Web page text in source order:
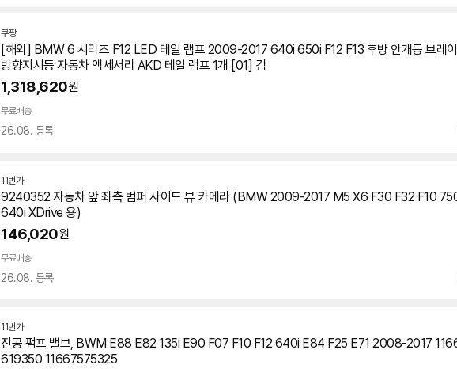
쿠팡
[해외] BMW 6 시리즈 F12 LED 테일 램프 2009-2017 640i 650i F12 F13 후방 안개등 브레
방향지시등 자동차 액세서리 AKD 테일 램프 1개 [01] 검
1,318,620원
무료배송
26.08. 등록
11번가
9240352 자동차 앞 좌측 범퍼 사이드 뷰 카메라 (BMW 2009-2017 M5 X6 F30 F32 F10
640i XDrive 용)
146,020원
무료배송
26.08. 등록
11번가
진공 펌프 밸브, BWM E88 E82 135i E90 F07 F10 F12 640i E84 F25 E71 2008-2017
619350 11667575325